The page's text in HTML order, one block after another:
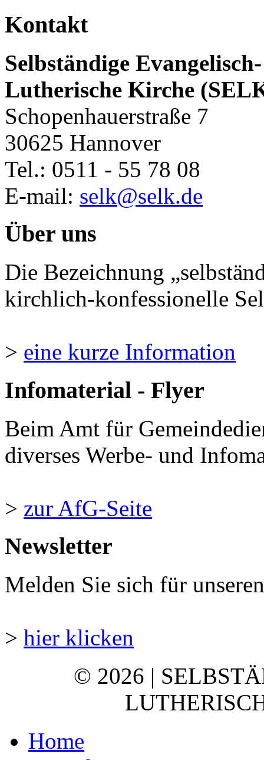
Kontakt
Selbständige Evangelisch-
Lutherische Kirche
Schopenhauerstraße 7
30625 Hannover
Tel.: 0511 - 55 78 08
E-mail: selk@selk.de
Über uns
Die Bezeichnung
kirchlich-konfessionelle
> eine kurze Information
Infomaterial - Flyer
Beim Amt für
diverses Werbe- und
> zur AfG-Seite
Newsletter
Melden Sie sich für
> hier klicken
© 2026 |
Home